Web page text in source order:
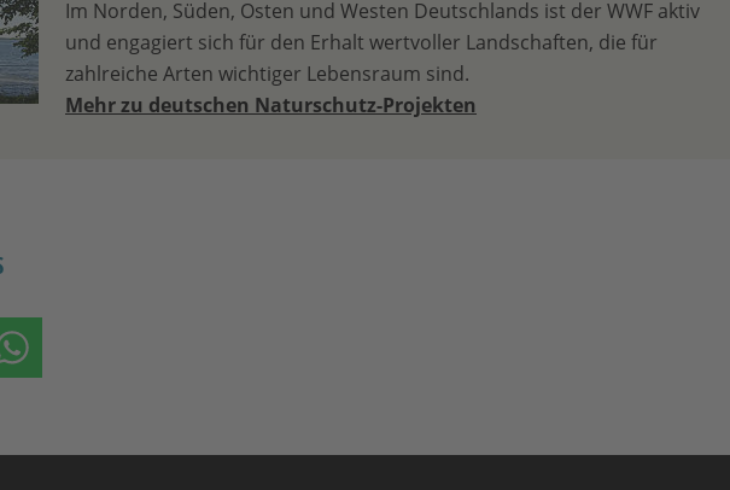
Im Norden, Süden, Osten und Westen Deutschlands ist der WWF aktiv
und engagiert sich für den Erhalt wertvoller Landschaften, die für
zahlreiche Arten wichtiger Lebensraum sind.
Mehr zu deutschen Naturschutz-Projekten
auf Bluesky